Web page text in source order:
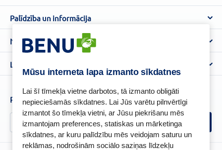
Mūsu interneta lapa izmanto sīkdatnes
Lai šī tīmekļa vietne darbotos, tā izmanto obligāti
nepieciešamās sīkdatnes. Lai Jūs varētu pilnvērtīgi
izmantot šo tīmekļa vietni, ar Jūsu piekrišanu mēs
izmantojam preferences, statiskas un mārketinga
sīkdatnes, ar kuru palīdzību mēs veidojam saturu un
reklāmas, nodrošinām sociālo saziņas līdzekļu
Par BENU
Benu Blogs
Aptiekas
Palīdzība un informācija
BENU Aptieka kontakti
Piegāde
Biežāk uzdotie jautājumi
Noteikumi
Lietošanas noteikumi
Atteikuma tiesību veidlapa
Privātuma politika
Sīkfailu politika
Videonovērošanas politika
Lojalitātes programma
Senioru priekšrocības
Īpašās priekšrocības
BENU lietotne
BENU lojalitātes programmas noteikumi
Piesakies un esi pirmais, kas uzzina BENU jaunumus!